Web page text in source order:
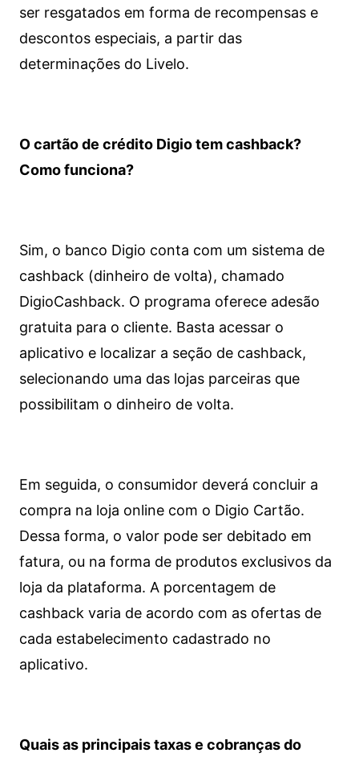
ser resgatados em forma de recompensas e
descontos especiais, a partir das
determinações do Livelo.
O cartão de crédito Digio tem cashback?
Como funciona?
Sim, o banco Digio conta com um sistema de
cashback (dinheiro de volta), chamado
DigioCashback. O programa oferece adesão
gratuita para o cliente. Basta acessar o
aplicativo e localizar a seção de cashback,
selecionando uma das lojas parceiras que
possibilitam o dinheiro de volta.
Em seguida, o consumidor deverá concluir a
compra na loja online com o Digio Cartão.
Dessa forma, o valor pode ser debitado em
fatura, ou na forma de produtos exclusivos da
loja da plataforma. A porcentagem de
cashback varia de acordo com as ofertas de
cada estabelecimento cadastrado no
aplicativo.
Quais as principais taxas e cobranças do